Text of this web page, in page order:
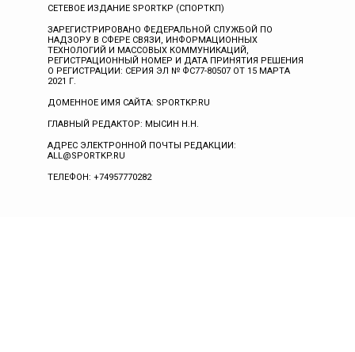
СЕТЕВОЕ ИЗДАНИЕ SPORTKP (СПОРТКП)
ЗАРЕГИСТРИРОВАНО ФЕДЕРАЛЬНОЙ СЛУЖБОЙ ПО
НАДЗОРУ В СФЕРЕ СВЯЗИ, ИНФОРМАЦИОННЫХ
ТЕХНОЛОГИЙ И МАССОВЫХ КОММУНИКАЦИЙ,
РЕГИСТРАЦИОННЫЙ НОМЕР И ДАТА ПРИНЯТИЯ РЕШЕНИЯ
О РЕГИСТРАЦИИ: СЕРИЯ ЭЛ № ФС77-80507 ОТ 15 МАРТА
2021 Г.
ДОМЕННОЕ ИМЯ САЙТА: SPORTKP.RU
ГЛАВНЫЙ РЕДАКТОР: МЫСИН Н.Н.
АДРЕС ЭЛЕКТРОННОЙ ПОЧТЫ РЕДАКЦИИ:
ALL@SPORTKP.RU
ТЕЛЕФОН: +74957770282